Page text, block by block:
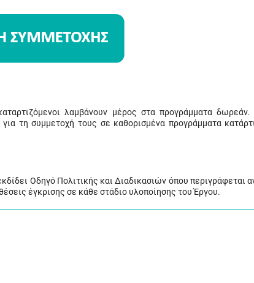
λαμβάνουν μέρος στα προγράμματα
τη συμμετοχή τους σε καθορισμένα προγράμματα
Οδηγό Πολιτικής και Διαδικασιών όπου περιγράφεται
έγκρισης σε κάθε στάδιο υλοποίησης του Έργου.